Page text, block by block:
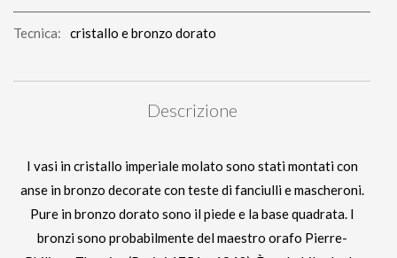
Tecnica: cristallo e bronzo dorato
Descrizione
I vasi in cristallo imperiale molato sono stati montati con
anse in bronzo decorate con teste di fanciulli e mascheroni.
Pure in bronzo dorato sono il piede e la base quadrata. I
bronzi sono probabilmente del maestro orafo Pierre-